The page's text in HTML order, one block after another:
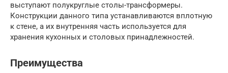
выступают полукруглые столы-трансформеры.
Конструкции данного типа устанавливаются вплотную
к стене, а их внутренняя часть используется для
хранения кухонных и столовых принадлежностей.
Преимущества